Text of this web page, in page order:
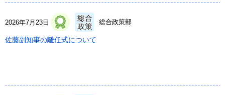
2026年7月23日 総合政策部
佐藤副知事の離任式について